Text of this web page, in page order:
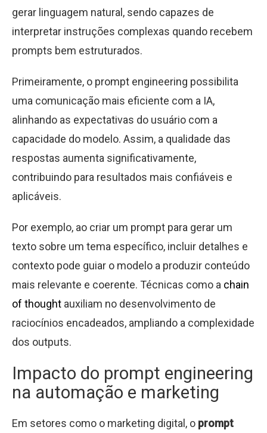
gerar linguagem natural, sendo capazes de
interpretar instruções complexas quando recebem
prompts bem estruturados.
Primeiramente, o prompt engineering possibilita
uma comunicação mais eficiente com a IA,
alinhando as expectativas do usuário com a
capacidade do modelo. Assim, a qualidade das
respostas aumenta significativamente,
contribuindo para resultados mais confiáveis e
aplicáveis.
Por exemplo, ao criar um prompt para gerar um
texto sobre um tema específico, incluir detalhes e
contexto pode guiar o modelo a produzir conteúdo
mais relevante e coerente. Técnicas como a chain
of thought auxiliam no desenvolvimento de
raciocínios encadeados, ampliando a complexidade
dos outputs.
Impacto do prompt engineering
na automação e marketing
Em setores como o marketing digital, o prompt